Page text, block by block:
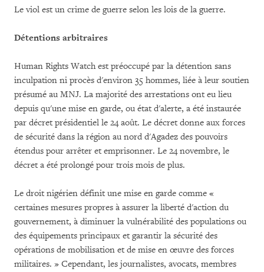
Le viol est un crime de guerre selon les lois de la guerre.
Détentions arbitraires
Human Rights Watch est préoccupé par la détention sans
inculpation ni procès d'environ 35 hommes, liée à leur soutien
présumé au MNJ. La majorité des arrestations ont eu lieu
depuis qu'une mise en garde, ou état d'alerte, a été instaurée
par décret présidentiel le 24 août. Le décret donne aux forces
de sécurité dans la région au nord d'Agadez des pouvoirs
étendus pour arrêter et emprisonner. Le 24 novembre, le
décret a été prolongé pour trois mois de plus.
Le droit nigérien définit une mise en garde comme «
certaines mesures propres à assurer la liberté d'action du
gouvernement, à diminuer la vulnérabilité des populations ou
des équipements principaux et garantir la sécurité des
opérations de mobilisation et de mise en œuvre des forces
militaires. » Cependant, les journalistes, avocats, membres